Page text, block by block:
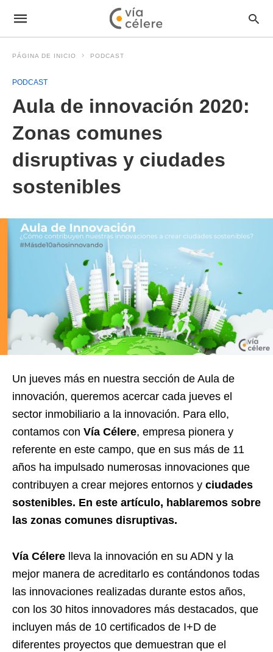
PÁGINA DE INICIO PODCAST
PODCAST
Aula de innovación 2020:
Zonas comunes
disruptivas y ciudades
sostenibles
Un jueves más en nuestra sección de Aula de
innovación, queremos acercar cada jueves el
sector inmobiliario a la innovación. Para ello,
contamos con Vía Célere, empresa pionera y
referente en este campo, que en sus más de 11
años ha impulsado numerosas innovaciones que
contribuyen a crear mejores entornos y ciudades
sostenibles. En este artículo, hablaremos sobre
las zonas comunes disruptivas.
Vía Célere lleva la innovación en su ADN y la
mejor manera de acreditarlo es contándonos todas
las innovaciones realizadas durante estos años,
con los 30 hitos innovadores más destacados, que
incluyen más de 10 certificados de I+D de
diferentes proyectos que demuestran que el